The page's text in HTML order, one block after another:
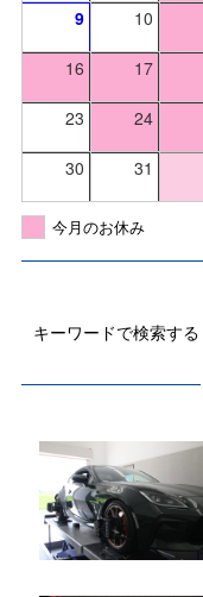
9 10
16 17
23 24
30 31
今月のお休み